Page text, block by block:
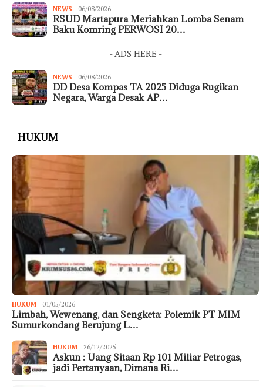
NEWS 06/08/2026
RSUD Martapura Meriahkan Lomba Senam
Baku Komring PERWOSI 20…
- ADS HERE -
NEWS 06/08/2026
DD Desa Kompas TA 2025 Diduga Rugikan
Negara, Warga Desak AP…
HUKUM
HUKUM 01/05/2026
Limbah, Wewenang, dan Sengketa: Polemik PT MIM
Sumurkondang Berujung L…
HUKUM 26/12/2025
Askun : Uang Sitaan Rp 101 Miliar Petrogas,
jadi Pertanyaan, Dimana Ri…